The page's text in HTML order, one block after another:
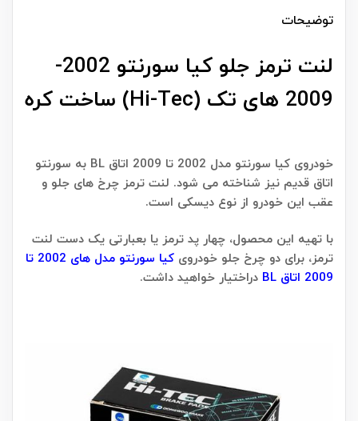
توضیحات
لنت ترمز جلو کیا سورنتو 2002-
2009 های تک (Hi-Tec) ساخت کره
خودروی کیا سورنتو مدل 2002 تا 2009 اتاق BL به سورنتو
اتاق قدیم نیز شناخته می شود. لنت ترمز چرخ های جلو و
عقب این خودرو از نوع دیسکی است.
با تهیه این محصول، چهار پد ترمز یا بعبارتی یک دست لنت
ترمز، برای دو چرخ جلو خودروی
کیا سورنتو مدل های 2002 تا
2009 اتاق BL
دراختیار خواهید داشت.